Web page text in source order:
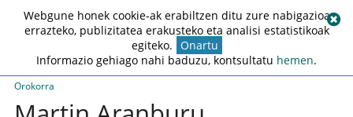
Orokorra
Webgune honek cookie-ak erabiltzen ditu zure nabigazioa
errazteko, publizitatea erakusteko eta analisi estatistikoak
egiteko. Onartu
Informazio gehiago nahi baduzu, kontsultatu hemen.